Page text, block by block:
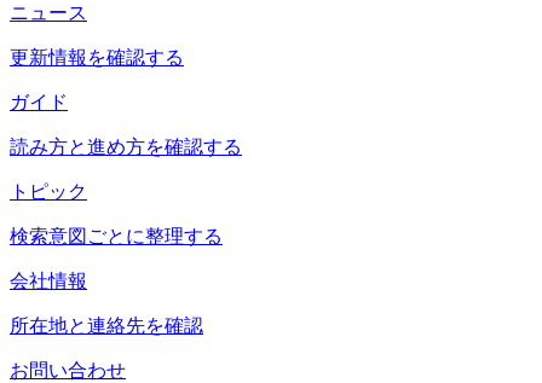
ニュース
更新情報を確認する
ガイド
読み方と進め方を確認する
トピック
検索意図ごとに整理する
会社情報
所在地と連絡先を確認
お問い合わせ